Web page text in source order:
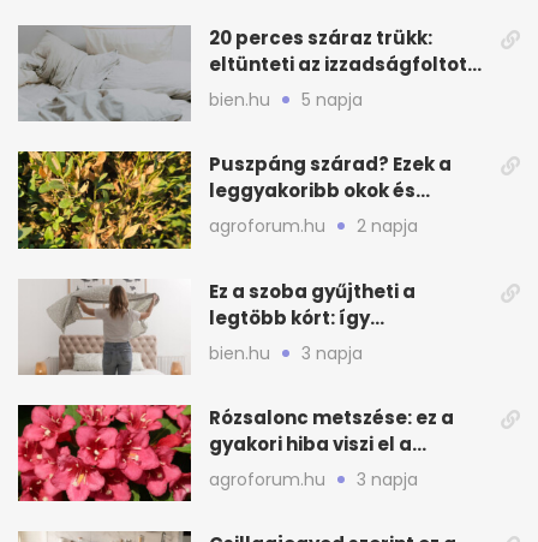
20 perces száraz trükk:
eltünteti az izzadságfoltot
és a szagot a matracról
bien.hu 5 napja
Puszpáng szárad? Ezek a
leggyakoribb okok és
teendők
agroforum.hu 2 napja
Ez a szoba gyűjtheti a
legtöbb kórt: így
mélytisztítsd otthon
bien.hu 3 napja
Rózsalonc metszése: ez a
gyakori hiba viszi el a
virágzást
agroforum.hu 3 napja